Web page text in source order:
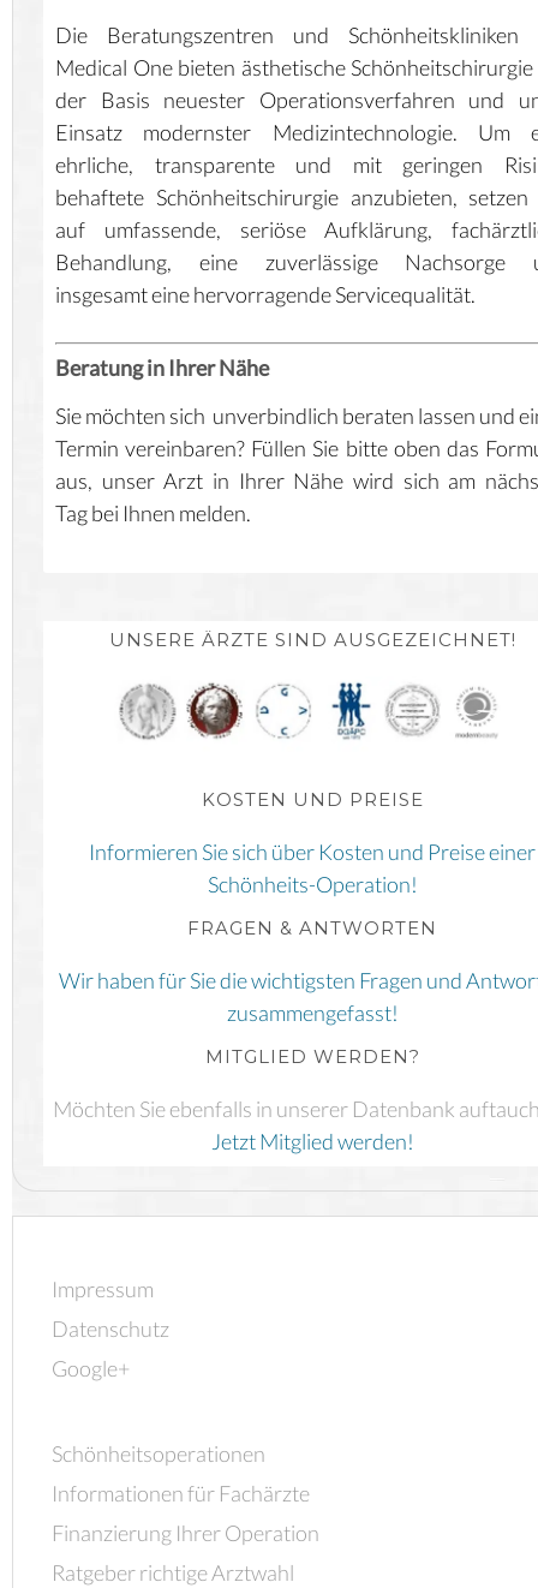
Die Beratungszentren und Schönheitskliniken
Medical One bieten ästhetische
der Basis neuester Operationsverfahren und
Einsatz modernster Medizintechnologie. Um
ehrliche, transparente und mit geringen
behaftete Schönheitschirurgie anzubieten,
auf umfassende, seriöse Aufklärung,
Behandlung, eine zuverlässige Nachsorge
insgesamt eine hervorragende Servicequalität.
Beratung in Ihrer Nähe
Sie möchten sich unverbindlich beraten lassen und
Termin vereinbaren? Füllen Sie bitte oben das
aus, unser Arzt in Ihrer Nähe wird sich am
Tag bei Ihnen melden.
UNSERE ÄRZTE SIND AUSGEZEICHNET!
KOSTEN UND PREISE
Informieren Sie sich über Kosten und Preise einer
Schönheits-Operation!
FRAGEN & ANTWORTEN
Wir haben für Sie die wichtigsten Fragen und
zusammengefasst!
MITGLIED WERDEN?
Möchten Sie ebenfalls in unserer Datenbank
Jetzt Mitglied werden!
Impressum
Datenschutz
Google+
Schönheitsoperationen
Informationen für Fachärzte
Finanzierung Ihrer Operation
Ratgeber richtige Arztwahl